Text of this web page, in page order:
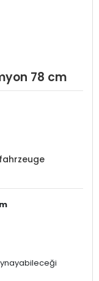
78 cm